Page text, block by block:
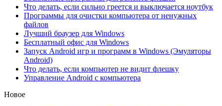
Что делать, если сильно греется и выключается ноутбук
Программы для очистки компьютера от ненужных
файлов
Лучший браузер для Windows
Бесплатный офис для Windows
Запуск Android игр и программ в Windows (Эмуляторы
Android)
Что делать, если компьютер не видит флешку
Управление Android с компьютера
Новое